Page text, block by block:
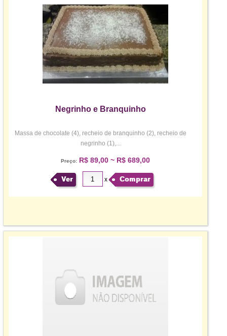
Negrinho e Branquinho
Massa de chocolate (4), recheio de branquinho (2), recheio de
negrinho (1),...
Preço:R$ 89,00 ~ R$ 689,00
Ver x Comprar